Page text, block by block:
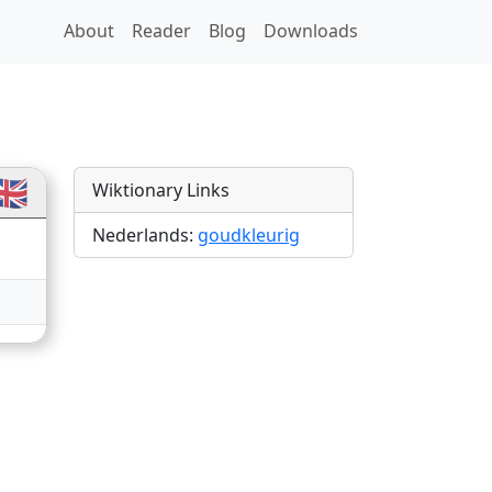
About Reader Blog Downloads
Wiktionary Links
Nederlands: goudkleurig